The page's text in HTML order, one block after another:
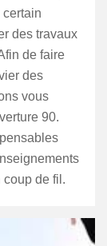
certain
des travaux
de faire
des
vous
90.
de fil.